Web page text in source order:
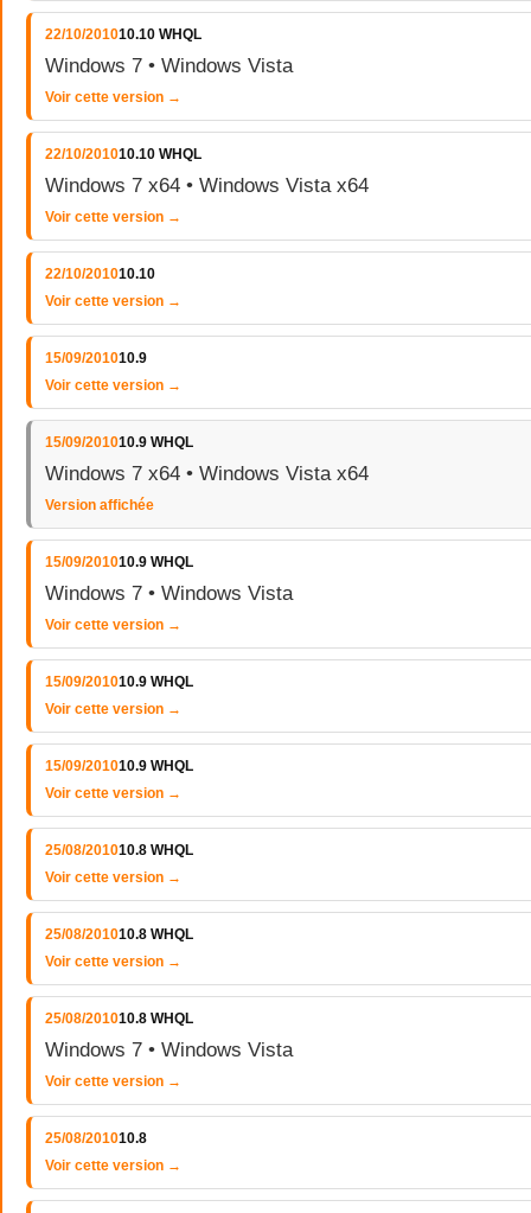
22/10/201010.10 WHQL
Windows 7 • Windows Vista
Voir cette version →
22/10/201010.10 WHQL
Windows 7 x64 • Windows Vista x64
Voir cette version →
22/10/201010.10
Voir cette version →
15/09/201010.9
Voir cette version →
15/09/201010.9 WHQL
Windows 7 x64 • Windows Vista x64
Version affichée
15/09/201010.9 WHQL
Windows 7 • Windows Vista
Voir cette version →
15/09/201010.9 WHQL
Voir cette version →
15/09/201010.9 WHQL
Voir cette version →
25/08/201010.8 WHQL
Voir cette version →
25/08/201010.8 WHQL
Voir cette version →
25/08/201010.8 WHQL
Windows 7 • Windows Vista
Voir cette version →
25/08/201010.8
Voir cette version →